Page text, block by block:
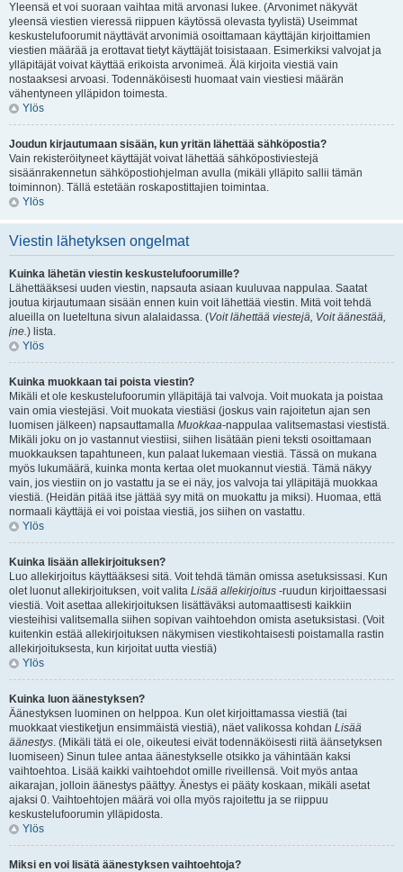
Yleensä et voi suoraan vaihtaa mitä arvonasi lukee. (Arvonimet näkyvät
yleensä viestien vieressä riippuen käytössä olevasta tyylistä) Useimmat
keskustelufoorumit näyttävät arvonimiä osoittamaan käyttäjän kirjoittamien
viestien määrää ja erottavat tietyt käyttäjät toisistaaan. Esimerkiksi valvojat ja
ylläpitäjät voivat käyttää erikoista arvonimeä. Älä kirjoita viestiä vain
nostaaksesi arvoasi. Todennäköisesti huomaat vain viestiesi määrän
vähentyneen ylläpidon toimesta.
Ylös
Joudun kirjautumaan sisään, kun yritän lähettää sähköpostia?
Vain rekisteröityneet käyttäjät voivat lähettää sähköpostiviestejä
sisäänrakennetun sähköpostiohjelman avulla (mikäli ylläpito sallii tämän
toiminnon). Tällä estetään roskapostittajien toimintaa.
Ylös
Viestin lähetyksen ongelmat
Kuinka lähetän viestin keskustelufoorumille?
Lähettääksesi uuden viestin, napsauta asiaan kuuluvaa nappulaa. Saatat
joutua kirjautumaan sisään ennen kuin voit lähettää viestin. Mitä voit tehdä
alueilla on lueteltuna sivun alalaidassa. (Voit lähettää viestejä, Voit äänestää,
jne.) lista.
Ylös
Kuinka muokkaan tai poista viestin?
Mikäli et ole keskustelufoorumin ylläpitäjä tai valvoja. Voit muokata ja poistaa
vain omia viestejäsi. Voit muokata viestiäsi (joskus vain rajoitetun ajan sen
luomisen jälkeen) napsauttamalla Muokkaa-nappulaa valitsemastasi viestistä.
Mikäli joku on jo vastannut viestiisi, siihen lisätään pieni teksti osoittamaan
muokkauksen tapahtuneen, kun palaat lukemaan viestiä. Tässä on mukana
myös lukumäärä, kuinka monta kertaa olet muokannut viestiä. Tämä näkyy
vain, jos viestiin on jo vastattu ja se ei näy, jos valvoja tai ylläpitäjä muokkaa
viestiä. (Heidän pitää itse jättää syy mitä on muokattu ja miksi). Huomaa, että
normaali käyttäjä ei voi poistaa viestiä, jos siihen on vastattu.
Ylös
Kuinka lisään allekirjoituksen?
Luo allekirjoitus käyttääksesi sitä. Voit tehdä tämän omissa asetuksissasi. Kun
olet luonut allekirjoituksen, voit valita Lisää allekirjoitus -ruudun kirjoittaessasi
viestiä. Voit asettaa allekirjoituksen lisättäväksi automaattisesti kaikkiin
viesteihisi valitsemalla siihen sopivan vaihtoehdon omista asetuksistasi. (Voit
kuitenkin estää allekirjoituksen näkymisen viestikohtaisesti poistamalla rastin
allekirjoituksesta, kun kirjoitat uutta viestiä)
Ylös
Kuinka luon äänestyksen?
Äänestyksen luominen on helppoa. Kun olet kirjoittamassa viestiä (tai
muokkaat viestiketjun ensimmäistä viestiä), näet valikossa kohdan Lisää
äänestys. (Mikäli tätä ei ole, oikeutesi eivät todennäköisesti riitä äänsetyksen
luomiseen) Sinun tulee antaa äänestykselle otsikko ja vähintään kaksi
vaihtoehtoa. Lisää kaikki vaihtoehdot omille riveillensä. Voit myös antaa
aikarajan, jolloin äänestys päättyy. Änestys ei pääty koskaan, mikäli asetat
ajaksi 0. Vaihtoehtojen määrä voi olla myös rajoitettu ja se riippuu
keskustelufoorumin ylläpidosta.
Ylös
Miksi en voi lisätä äänestyksen vaihtoehtoja?